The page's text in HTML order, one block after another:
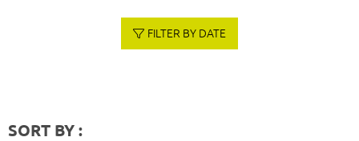
FILTER BY DATE
SORT BY :